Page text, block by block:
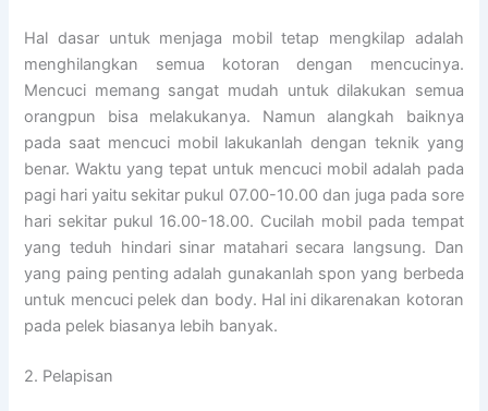
Hal dasar untuk menjaga mobil tetap mengkilap adalah
menghilangkan semua kotoran dengan mencucinya.
Mencuci memang sangat mudah untuk dilakukan semua
orangpun bisa melakukanya. Namun alangkah baiknya
pada saat mencuci mobil lakukanlah dengan teknik yang
benar. Waktu yang tepat untuk mencuci mobil adalah pada
pagi hari yaitu sekitar pukul 07.00-10.00 dan juga pada sore
hari sekitar pukul 16.00-18.00. Cucilah mobil pada tempat
yang teduh hindari sinar matahari secara langsung. Dan
yang paing penting adalah gunakanlah spon yang berbeda
untuk mencuci pelek dan body. Hal ini dikarenakan kotoran
pada pelek biasanya lebih banyak.
2. Pelapisan